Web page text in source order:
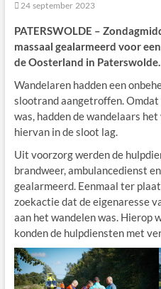
24 september 2023
PATERSWOLDE –
massaal gealarmeerd voor
de Oosterland in Paterswolde.
Wandelaren hadden een
slootrand aangetroffen.
was, hadden de wandelaars
hiervan in de sloot lag.
Uit voorzorg werden de
brandweer, ambulancedienst
gealarmeerd. Eenmaal ter
zoekactie dat de eigenaresse
aan het wandelen was. Hierop
konden de hulpdiensten met